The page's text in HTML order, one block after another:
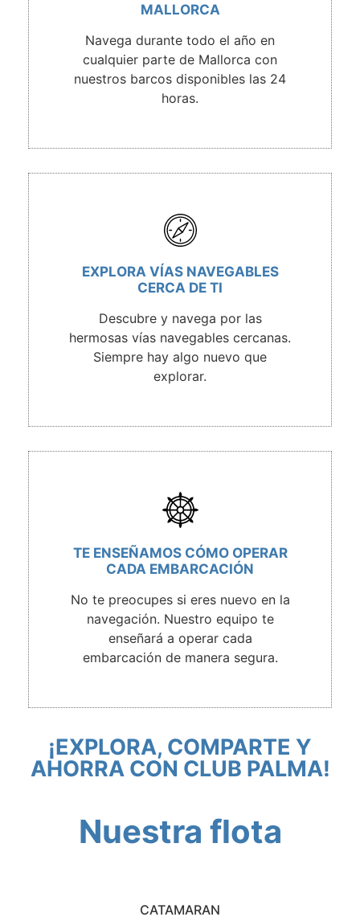
MALLORCA
Navega durante todo el año en
cualquier parte de Mallorca con
nuestros barcos disponibles las 24
horas.
EXPLORA VÍAS NAVEGABLES
CERCA DE TI
Descubre y navega por las
hermosas vías navegables cercanas.
Siempre hay algo nuevo que
explorar.
TE ENSEÑAMOS CÓMO OPERAR
CADA EMBARCACIÓN
No te preocupes si eres nuevo en la
navegación. Nuestro equipo te
enseñará a operar cada
embarcación de manera segura.
¡EXPLORA, COMPARTE Y
AHORRA CON CLUB PALMA!
Nuestra flota
CATAMARAN